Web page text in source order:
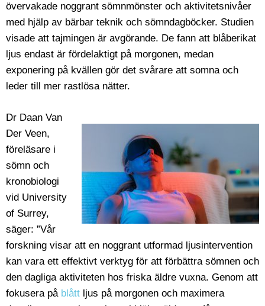
övervakade noggrant sömnmönster och aktivitetsnivåer
med hjälp av bärbar teknik och sömndagböcker. Studien
visade att tajmingen är avgörande. De fann att blåberikat
ljus endast är fördelaktigt på morgonen, medan
exponering på kvällen gör det svårare att somna och
leder till mer rastlösa nätter.
Dr Daan Van
Der Veen,
föreläsare i
sömn och
kronobiologi
vid University
of Surrey,
säger: ”Vår
forskning visar att en noggrant utformad ljusintervention
kan vara ett effektivt verktyg för att förbättra sömnen och
den dagliga aktiviteten hos friska äldre vuxna. Genom att
fokusera på blått ljus på morgonen och maximera